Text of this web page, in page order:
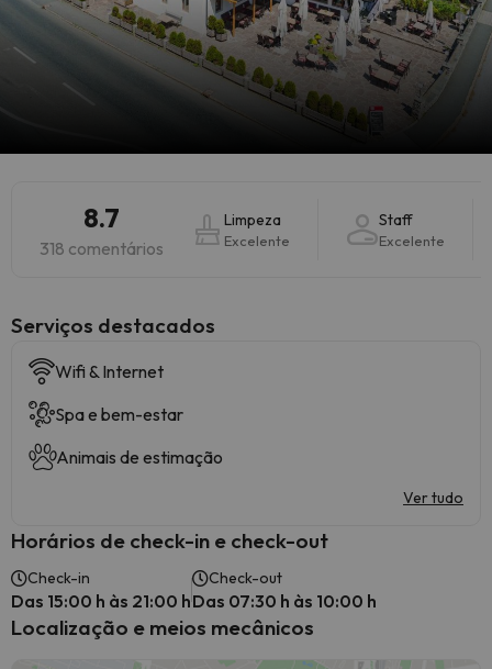
8.7
318 comentários
Limpeza
Excelente
Staff
Excelente
Serviços destacados
Wifi & Internet
Spa e bem-estar
Animais de estimação
Ver tudo
Horários de check-in e check-out
Check-in
Das 15:00 h às 21:00 h
Check-out
Das 07:30 h às 10:00 h
Localização e meios mecânicos